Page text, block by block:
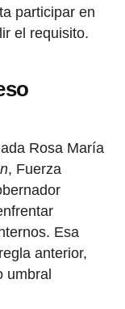
participar en
el requisito.
Rosa María
, Fuerza
Esa
anterior,
umbral